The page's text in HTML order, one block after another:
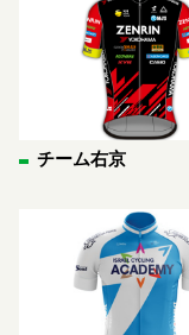
チーム右京